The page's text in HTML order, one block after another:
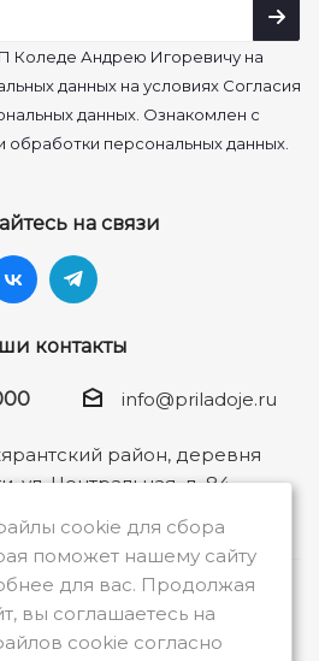
Коледе Андрею Игоревичу на
данных на условиях Согласия
данных. Ознакомлен с
обработки персональных данных.
на связи
контакты
info@priladoje.ru
район, деревня
ул. Центральная, д. 84
с ограниченной
«Приладожье»
cookie для сбора
поможет нашему сайту
для вас. Продолжая
вы соглашаетесь на
cookie согласно